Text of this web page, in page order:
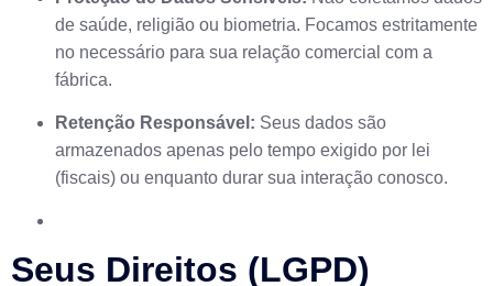
de saúde, religião ou biometria. Focamos estritamente
no necessário para sua relação comercial com a
fábrica.
Retenção Responsável: Seus dados são
armazenados apenas pelo tempo exigido por lei
(fiscais) ou enquanto durar sua interação conosco.
Seus Direitos (LGPD)